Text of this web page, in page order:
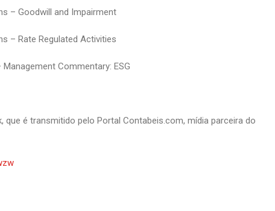
– Goodwill and Impairment
– Rate Regulated Activities
Management Commentary: ESG
é transmitido pelo Portal Contabeis.com, mídia parceira do